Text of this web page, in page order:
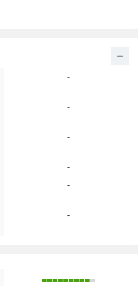
-
-
-
-
-
-